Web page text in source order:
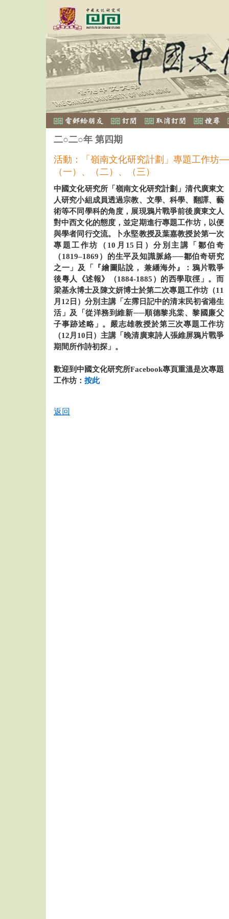
二○二○年 第四期
活動：「嶺南文化研究計劃」專題工作坊
（一）、（二）、（三）
中國文化研究所「嶺南文化研究計劃」清代廣東文
人研究小組成員透過宗教、文學、科學、翻譯、藝
術等不同學科的角度，展現鴉片戰爭前後廣東文人
對中西文化的態度，並定期進行專題工作坊，以便
與學者同行交流。卜永堅教授及葉嘉教授於第一次
專題工作坊（10月15日）分別主講「鄒伯奇
（1819–1869）的生平及知識脈絡──鄒伯奇研究
之一」及「『繪圖貼說， 兼繙海外』：鴉片戰爭
後粵人《述報》（1884-1885）的西學取徑」。而
梁基永博士及陳文妍博士於第二次專題工作坊（11
月12日）分別主講「左霈日記中的清末民初省港生
活」及「從洋務到維新──順德黎兆棠、黎國廉父
子事跡述略」。嚴志雄教授於第三次專題工作坊
（12月10日）主講「晚清廣東詩人張維屏鴉片戰爭
期間所作詩初探」。
歡迎到中國文化研究所Facebook專頁重溫是次專題
工作坊： 按此
返回